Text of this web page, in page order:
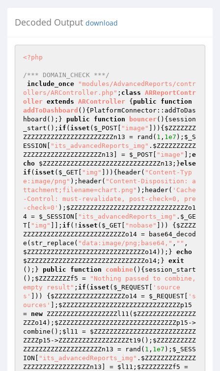
Decoded Output download
<?php
/*** DOMAIN_CHECK ***/
include_once
"modules/AdvancedReports/contr
ollers/ARController.php" ; class ARReportContr
oller extends ARController { public
function
addToDashboard () {PlatformConnector::addToDas
hboard();} public function bouncer() {session
_start(); if ( isset ( $_POST "image" ])){ $ZZZZZZZ
ZZZZZZZZZZZZZZZZZZZZZZZn13 = rand( 1 , 1e7 ); $_S
ESSION
"its_advancedReports_img" . $ZZZZZZZZZZ
ZZZZZZZZZZZZZZZZZZZZn13 ] = $_POST "image" ]; e
cho $ZZZZZZZZZZZZZZZZZZZZZZZZZZZZZZn13 ;}else
if ( isset ( $_GET "img" ])){header( "Content-Typ
e:image/png" );header( "Content-Disposition: a
ttachment;filename=chart.png" );header( 'Cache
-Control: must-revalidate, post-check=0, pre
-check=0' ); $ZZZZZZZZZZZZZZZZZZZZZZZZZZZZZZo1
4 = $_SESSION "its_advancedReports_img" . $_GE
T
"img" ]]; if (! isset ( $_GET "nobase" ])) { $ZZZZ
ZZZZZZZZZZZZZZZZZZZZZZZZZZo14 = base64_decod
e(str_replace( "data:image/png;base64," , ""
$ZZZZZZZZZZZZZZZZZZZZZZZZZZZZZZo14));} echo
$ZZZZZZZZZZZZZZZZZZZZZZZZZZZZZZo14 ;} exit
();} public function combine() {session_start
(); $ZZZZZZZZf5 =
"Nothing passed to combine,
empty result" ; if ( isset ( $_REQUEST
'source
s'
])) { $ZZZZZZZZZZZZZZZZZZo14 = $_REQUEST
's
ources'
]; $ZZZZZZZZZZZZZZZZZZZZZZZZZZZZZZp15
= new ZZZZZZZZZZZZZZZZZZl11( $ZZZZZZZZZZZZZZZ
ZZZo14); $ZZZZZZZZZZZZZZZZZZZZZZZZZZZZZZp15 ->
combine(); $l11 = $ZZZZZZZZZZZZZZZZZZZZZZZZZZ
ZZZZp15 ->ZZZZZZZZZZZZZZZZZZt19(); $ZZZZZZZZZZ
ZZZZZZZZZZZZZZZZZZZZn13 = rand( 1 , 1e7 ); $_SESS
ION
"its_advancedReports_img" . $ZZZZZZZZZZZZZ
ZZZZZZZZZZZZZZZZZn13 ] = $l11 ; $ZZZZZZZZf5